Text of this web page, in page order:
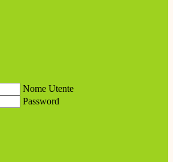
Nome Utente
Password